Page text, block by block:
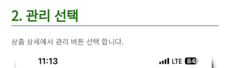
2. 관리 선택
상춤 상세에서 관리 버튼 선택 합니다.